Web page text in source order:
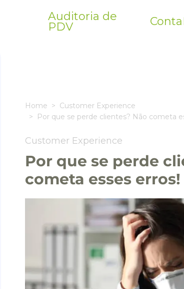
Auditoria de
PDV
Home
Customer Experience
Por que se perde clientes? Não cometa
Customer Experience
Por que se perde
cometa esses erros!